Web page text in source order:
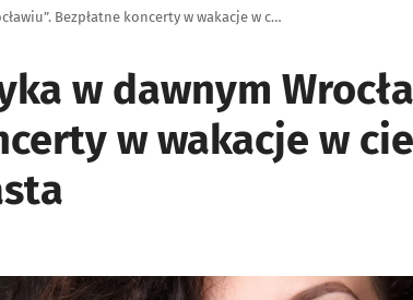
Festiwal „Muzyka w dawnym Wrocławiu”. Bezpłatne koncerty w wakacje w ciekawych miejscach miasta
w dawnym
w wakacje w